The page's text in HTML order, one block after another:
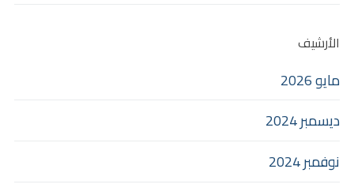
الأرشيف
مايو 2026
ديسمبر 2024
نوفمبر 2024